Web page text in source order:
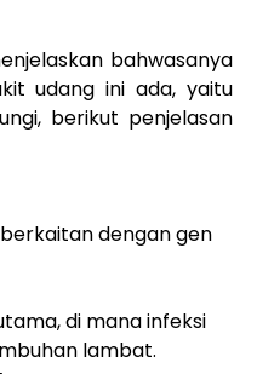
bahwasanya
udang ini ada, yaitu
berikut penjelasan
dengan gen
di mana infeksi
lambat.